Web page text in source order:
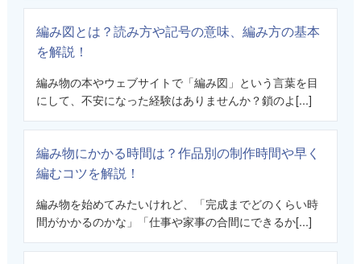
編み図とは？読み方や記号の意味、編み方の基本
を解説！
編み物の本やウェブサイトで「編み図」という言葉を目
にして、不安になった経験はありませんか？鎖のよ[...]
編み物にかかる時間は？作品別の制作時間や早く
編むコツを解説！
編み物を始めてみたいけれど、「完成までどのくらい時
間がかかるのかな」「仕事や家事の合間にできるか[...]